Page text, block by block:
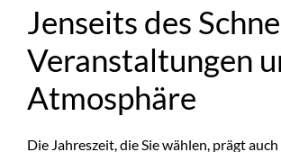
Jenseits des
Veranstaltungen
Atmosphäre
Die Jahreszeit, die Sie wählen, prägt